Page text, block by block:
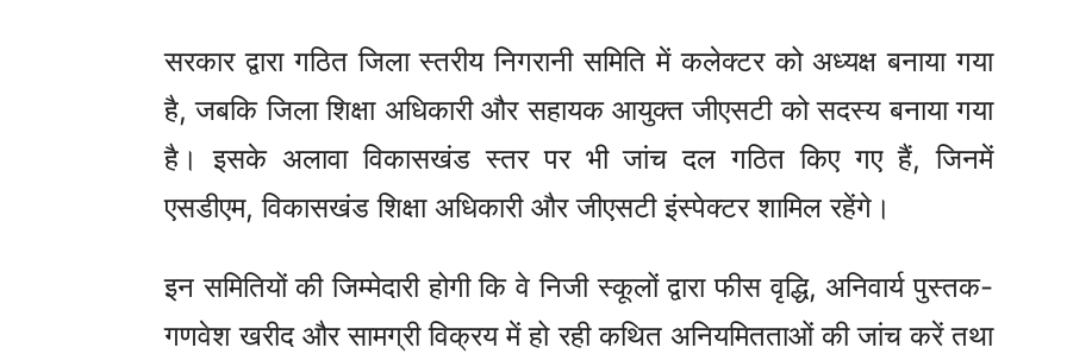
सरकार द्वारा गठित जिला स्तरीय निगरानी समिति में कलेक्टर को अध्यक्ष बनाया गया
है, जबकि जिला शिक्षा अधिकारी और सहायक आयुक्त जीएसटी को सदस्य बनाया गया
है। इसके अलावा विकासखंड स्तर पर भी जांच दल गठित किए गए हैं, जिनमें
एसडीएम, विकासखंड शिक्षा अधिकारी और जीएसटी इंस्पेक्टर शामिल रहेंगे।
इन समितियों की जिम्मेदारी होगी कि वे निजी स्कूलों द्वारा फीस वृद्धि, अनिवार्य पुस्तक-
गणवेश खरीद और सामग्री विक्रय में हो रही कथित अनियमितताओं की जांच करें तथा